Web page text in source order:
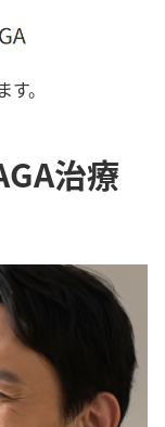
。
治療